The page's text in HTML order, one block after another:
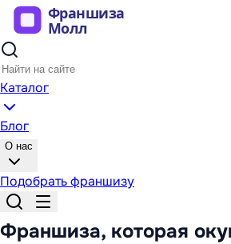
Каталог
Блог
О нас
Подобрать франшизу
Франшиза, которая